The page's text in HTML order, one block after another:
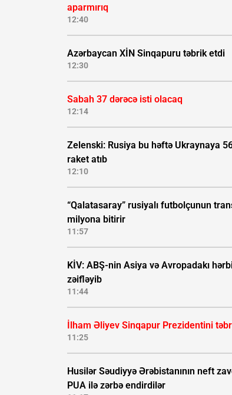
aparmırıq
12:40
Azərbaycan XİN Sinqapuru təbrik etdi
12:30
Sabah 37 dərəcə isti olacaq
12:14
Zelenski: Rusiya bu həftə Ukraynaya
raket atıb
12:10
“Qalatasaray” rusiyalı futbolçunun
milyona bitirir
11:57
KİV: ABŞ-nin Asiya və Avropadakı
zəifləyib
11:44
İlham Əliyev Sinqapur Prezidentini
11:25
Husilər Səudiyyə Ərəbistanının neft
PUA ilə zərbə endirdilər